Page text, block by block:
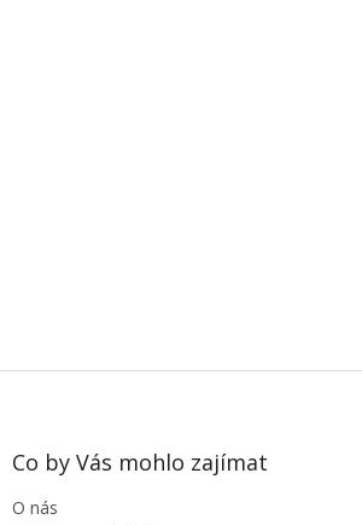
Z
Co by Vás mohlo zajímat
O nás